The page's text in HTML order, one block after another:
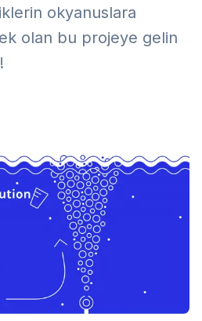
okyanuslara
olan bu projeye gelin